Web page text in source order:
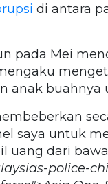
di antara
pada Mei
anak buahnya
saya untuk
uang dari
police-